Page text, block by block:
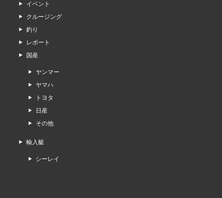
イベント
クルージング
釣り
レポート
国産
ヤンマー
ヤマハ
トヨタ
日産
その他
輸入艇
シーレイ